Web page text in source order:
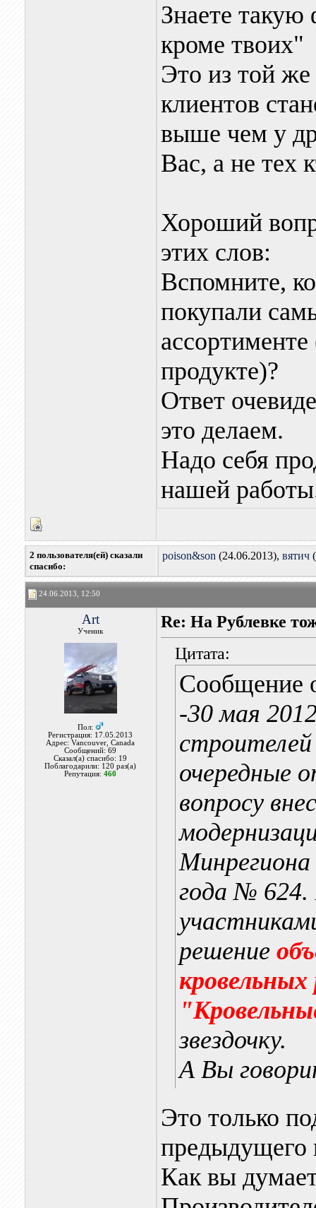
Знаете такую
кроме твоих"
Это из той же
клиентов
выше чем у
Вас, а не тех
Хороший
этих слов:
Вспомните,
покупали
продукте)?
Ответ
это делаем.
Надо себя
нашей
2 пользователя(ей) сказали
cпасибо:
poison&son (24.06.2013), вятич
24.06.2013, 12:50
Art
Ученик
Пол:
Регистрация: 17.05.2013
Адрес: Vancouver, Canada
Сообщений: 69
Сказал(а) спасибо: 19
Поблагодарили: 120 раз(а)
Репутация:460
Re: На Рублевке
Цитата:
Сообщение
-30 мая
очередные
вопросу
Минрегиона
года № 624.
решение
звездочку.
А Вы
Это только
предыдущего
Как вы